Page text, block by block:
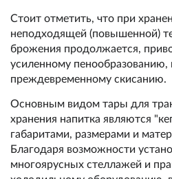
Стоит отметить, что при
неподходящей (повышенной)
брожения продолжается,
усиленному пенообразованию,
преждевременному скисанию.
Основным видом тары для
хранения напитка являются
габаритами, размерами и
Благодаря возможности
многоярусных стеллажей и